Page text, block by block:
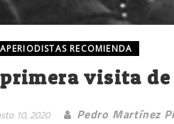
RECOMIENDA
visita
10, 2020 Pedro Martínez